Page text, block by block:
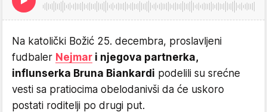
Na katolički Božić 25. decembra, proslavljeni
fudbaler Nejmar i njegova partnerka,
influnserka Bruna Biankardi podelili su srećne
vesti sa pratiocima obelodanivši da će uskoro
postati roditelji po drugi put.